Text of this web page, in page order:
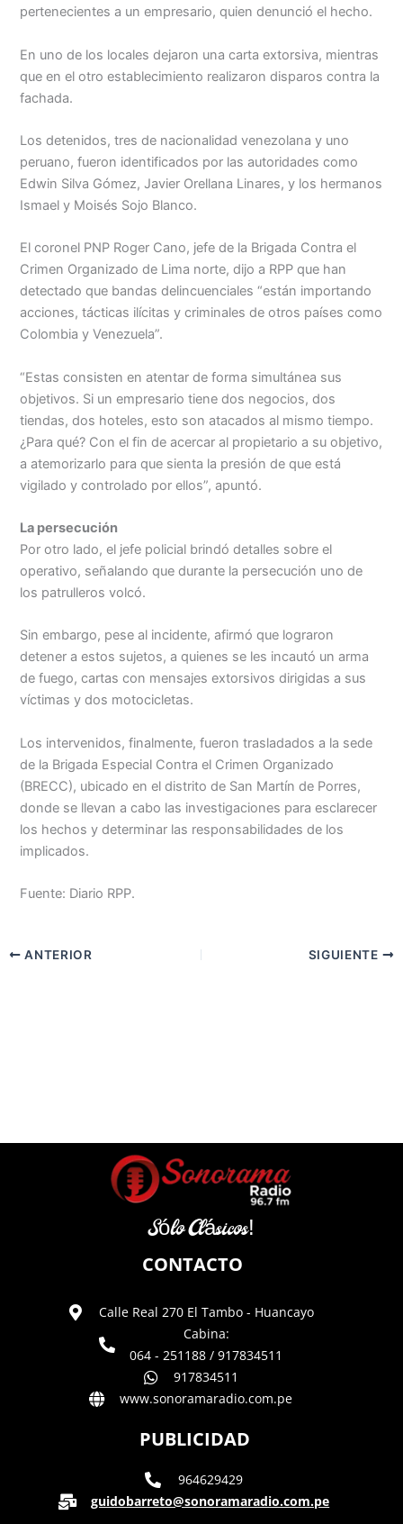
pertenecientes a un empresario, quien denunció el hecho.
En uno de los locales dejaron una carta extorsiva, mientras
que en el otro establecimiento realizaron disparos contra la
fachada.
Los detenidos, tres de nacionalidad venezolana y uno
peruano, fueron identificados por las autoridades como
Edwin Silva Gómez, Javier Orellana Linares, y los hermanos
Ismael y Moisés Sojo Blanco.
El coronel PNP Roger Cano, jefe de la Brigada Contra el
Crimen Organizado de Lima norte, dijo a RPP que han
detectado que bandas delincuenciales “están importando
acciones, tácticas ilícitas y criminales de otros países como
Colombia y Venezuela”.
“Estas consisten en atentar de forma simultánea sus
objetivos. Si un empresario tiene dos negocios, dos
tiendas, dos hoteles, esto son atacados al mismo tiempo.
¿Para qué? Con el fin de acercar al propietario a su objetivo,
a atemorizarlo para que sienta la presión de que está
vigilado y controlado por ellos”, apuntó.
La persecución
Por otro lado, el jefe policial brindó detalles sobre el
operativo, señalando que durante la persecución uno de
los patrulleros volcó.
Sin embargo, pese al incidente, afirmó que lograron
detener a estos sujetos, a quienes se les incautó un arma
de fuego, cartas con mensajes extorsivos dirigidas a sus
víctimas y dos motocicletas.
Los intervenidos, finalmente, fueron trasladados a la sede
de la Brigada Especial Contra el Crimen Organizado
(BRECC), ubicado en el distrito de San Martín de Porres,
donde se llevan a cabo las investigaciones para esclarecer
los hechos y determinar las responsabilidades de los
implicados.​
Fuente: Diario RPP.
ANTERIOR SIGUIENTE
Sólo Clásicos!
CONTACTO
Calle Real 270 El Tambo - Huancayo
Cabina:
064 - 251188 / 917834511
917834511
www.sonoramaradio.com.pe
PUBLICIDAD
964629429
guidobarreto@sonoramaradio.com.pe